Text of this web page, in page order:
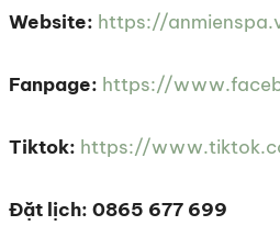
Website: https://
Fanpage: https://
Tiktok: https://
Đặt lịch: 0865 677 699